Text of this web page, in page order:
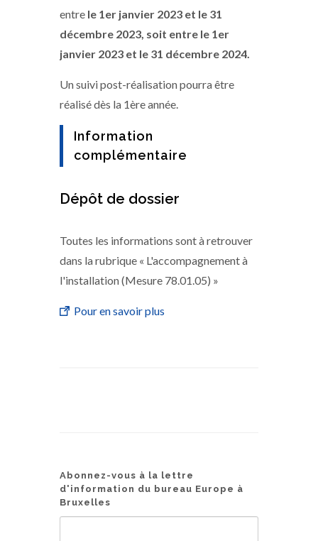
entre le 1er janvier 2023 et le 31
décembre 2023, soit entre le 1er
janvier 2023 et le 31 décembre 2024.
Un suivi post-réalisation pourra être
réalisé dès la 1ère année.
Information
complémentaire
Dépôt de dossier
Toutes les informations sont à retrouver
dans la rubrique « L'accompagnement à
l'installation (Mesure 78.01.05) »
Pour en savoir plus
Abonnez-vous à la lettre
d'information du bureau Europe à
Bruxelles